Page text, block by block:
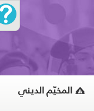
المخيّم الديني